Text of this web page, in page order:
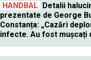
HANDBAL Detalii
prezentate de George
Constanța: „Cazări
infecte. Au fost mușcați